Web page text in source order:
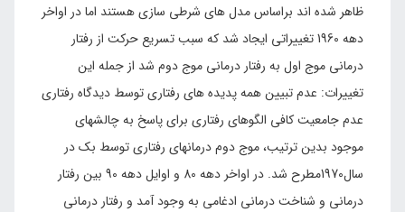
ظاهر شده اند براساس مدل های شرطی سازی هستند اما در اواخر
دهه 1960 تغییراتی ایجاد شد که سبب تسریع حرکت از رفتار
درمانی موج اول به رفتار درمانی موج دوم شد از جمله این
تغییرات: عدم تبیین همه پدیده های رفتاری توسط دیدگاه رفتاری
عدم جامعیت کافی الگوهای رفتاری برای پاسخ به چالشهای
موجود بدین ترتیب، موج دوم درمانهای رفتاری توسط بک در
سال1970مطرح شد. در اواخر دهه 80 و اوایل دهه 90 بین رفتار
درمانی و شناخت درمانی ادغامی به وجود آمد و رفتار درمانی